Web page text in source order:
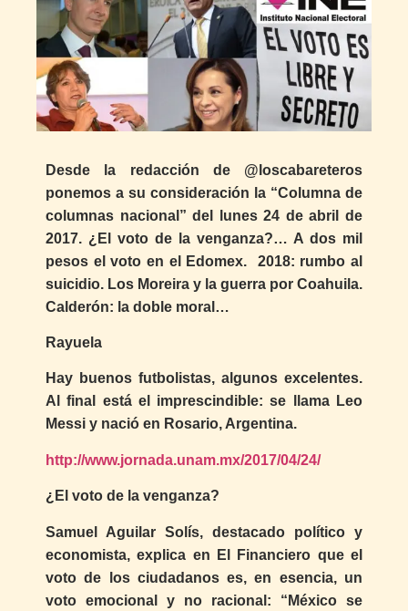
Desde la redacción de @loscabareteros
ponemos a su consideración la “Columna de
columnas nacional” del lunes 24 de abril de
2017. ¿El voto de la venganza?… A dos mil
pesos el voto en el Edomex. 2018: rumbo al
suicidio. Los Moreira y la guerra por Coahuila.
Calderón: la doble moral…
Rayuela
Hay buenos futbolistas, algunos excelentes.
Al final está el imprescindible: se llama Leo
Messi y nació en Rosario, Argentina.
http://www.jornada.unam.mx/2017/04/24/
¿El voto de la venganza?
Samuel Aguilar Solís, destacado político y
economista, explica en El Financiero que el
voto de los ciudadanos es, en esencia, un
voto emocional y no racional: “México se